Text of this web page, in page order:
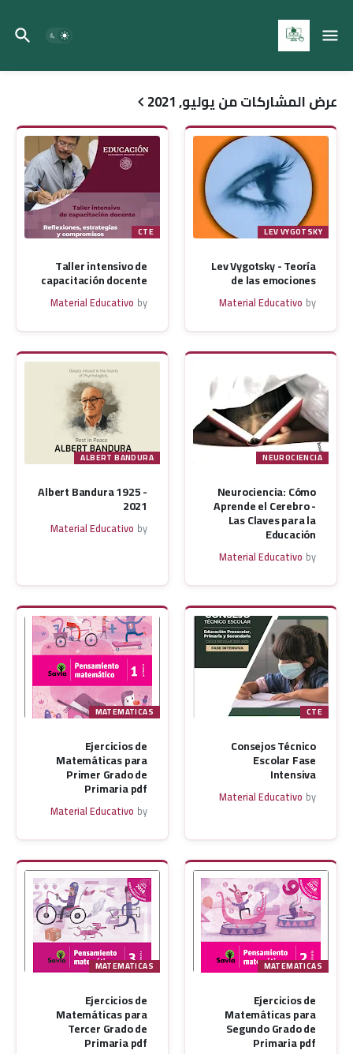
Material Educativo MX
عرض المشاركات من يوليو, 2021
LEV VYGOTSKY
Lev Vygotsky - Teoría
de las emociones
by
Material Educativo
CTE
Taller intensivo de
capacitación docente
by
Material Educativo
NEUROCIENCIA
Neurociencia: Cómo
Aprende el Cerebro -
Las Claves para la
Educación
by
Material Educativo
ALBERT BANDURA
Albert Bandura 1925 -
2021
by
Material Educativo
CTE
Consejos Técnico
Escolar Fase
Intensiva
by
Material Educativo
MATEMATICAS
Ejercicios de
Matemáticas para
Primer Grado de
Primaria pdf
by
Material Educativo
MATEMATICAS
Ejercicios de
Matemáticas para
Segundo Grado de
Primaria pdf
MATEMATICAS
Ejercicios de
Matemáticas para
Tercer Grado de
Primaria pdf